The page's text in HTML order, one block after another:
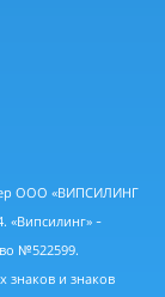
ООО «ВИПСИЛИНГ
«Випсилинг» -
№522599.
знаков и знаков